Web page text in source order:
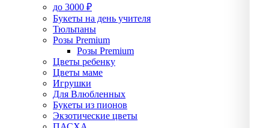
до 3000 ₽
Букеты на день учителя
Тюльпаны
Розы Premium
Розы Premium
Цветы ребенку
Цветы маме
Игрушки
Для Влюбленных
Букеты из пионов
Экзотические цветы